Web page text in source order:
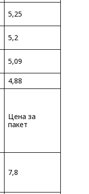
5,25
5,2
5,09
4,88
Цена за
пакет
7,8